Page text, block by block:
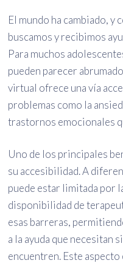
El mundo ha cambiado, y
buscamos y recibimos
Para muchos
pueden parecer
virtual ofrece una vía
problemas como la
trastornos emocionales
Uno de los principales
su accesibilidad. A
puede estar limitada por
disponibilidad de
esas barreras,
a la ayuda que necesitan
encuentren. Este